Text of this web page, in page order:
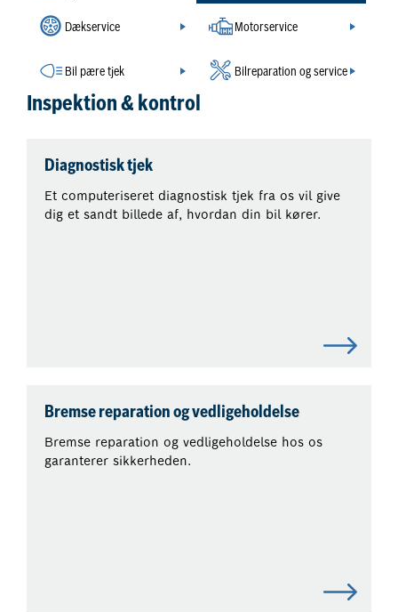
Dækservice Motorservice
Bil pære tjek Bilreparation og service
Inspektion & kontrol
Diagnostisk tjek
Et computeriseret diagnostisk tjek fra os vil give
dig et sandt billede af, hvordan din bil kører.
Bremse reparation og vedligeholdelse
Bremse reparation og vedligeholdelse hos os
garanterer sikkerheden.